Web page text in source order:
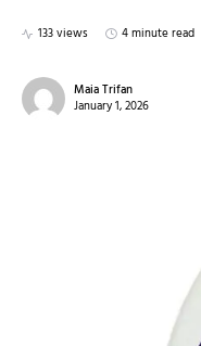
133 views 4 minute read
Maia Trifan
January 1, 2026